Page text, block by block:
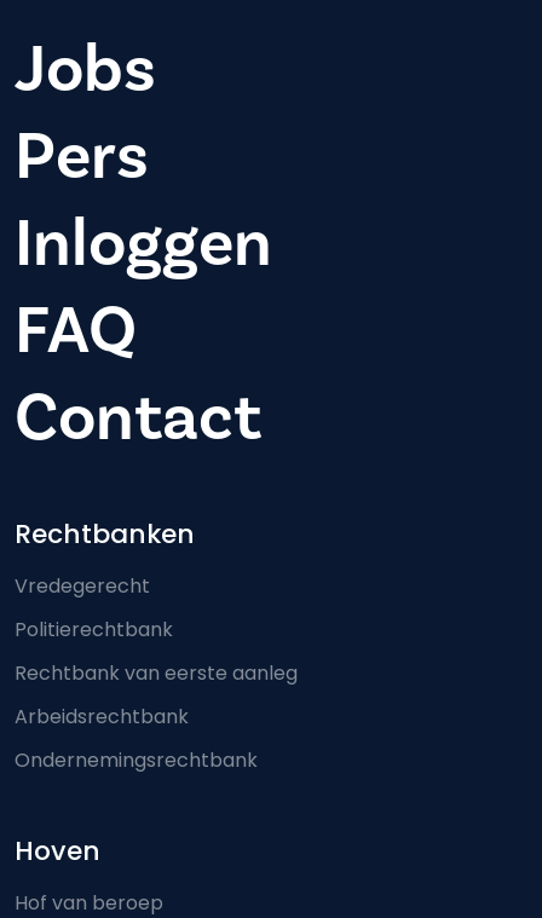
Jobs
Pers
Inloggen
FAQ
Contact
Footer-menu
Rechtbanken
Vredegerecht
Politierechtbank
Rechtbank van eerste aanleg
Arbeidsrechtbank
Ondernemingsrechtbank
Hoven
Hof van beroep